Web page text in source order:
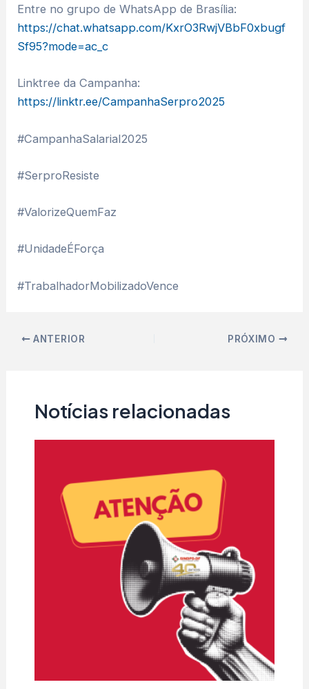
Entre no grupo de WhatsApp de Brasília:
https://chat.whatsapp.com/KxrO3RwjVBbF0xbugf
Sf95?mode=ac_c
Linktree da Campanha:
https://linktr.ee/CampanhaSerpro2025
#CampanhaSalarial2025
#SerproResiste
#ValorizeQuemFaz
#UnidadeÉForça
#TrabalhadorMobilizadoVence
ANTERIOR PRÓXIMO
Notícias relacionadas